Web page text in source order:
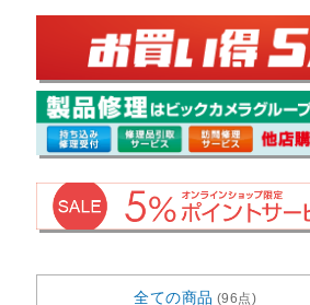
全ての商品 (96点)